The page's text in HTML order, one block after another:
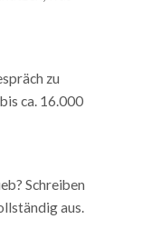
zu
ca. 16.000
Schreiben
aus.